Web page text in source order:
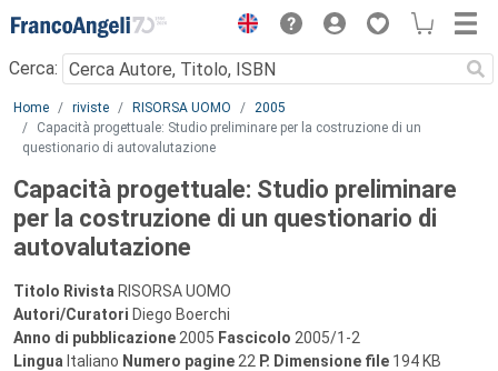
Menu
Cerca:
Main content
Home riviste RISORSA UOMO
2005
Capacità progettuale: Studio preliminare per la costruzione di un
questionario di autovalutazione
Capacità progettuale: Studio preliminare
per la costruzione di un questionario di
autovalutazione
Titolo Rivista RISORSA UOMO
Autori/Curatori Diego Boerchi
Anno di pubblicazione 2005 Fascicolo 2005/1-2
Lingua Italiano Numero pagine 22 P. Dimensione file 194 KB